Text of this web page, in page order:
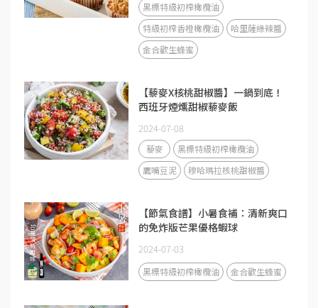
黑標特級初榨橄欖油
特級初榨香橙橄欖油
哈里薩綠辣醬
金合歡生蜂蜜
【藜麥X核桃甜椒醬】一鍋到底！
西班牙煙燻甜椒藜麥飯
2024-07-08
藜麥
黑標特級初榨橄欖油
鷹嘴豆泥
穆哈瑪拉核桃甜椒醬
【節氣食譜】小暑食補：清新爽口
的免炸版芒果優格蝦球
2024-07-03
黑標特級初榨橄欖油 金合歡生蜂蜜